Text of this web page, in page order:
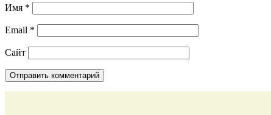
Имя *
Email *
Сайт